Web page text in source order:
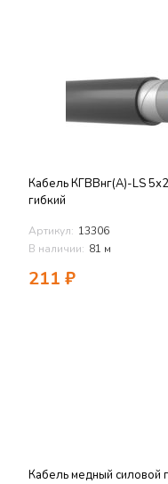
Кабель КГВВнг(А)-LS
гибкий
Артикул: 13306
В наличии: 81 м
211 ₽
Кабель медный